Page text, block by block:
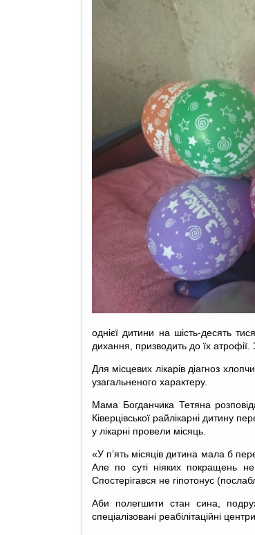
однієї дитини на шість-десять
дихання, призводить до їх
Для місцевих лікарів діагноз
узагальненого характеру.
Мама Богданчика Тетяна
Ківерцівської райлікарні дитину
у лікарні провели місяць.
«У п’ять місяців дитина мала б
Але по суті ніяких покращень
Спостерігався не гіпотонус
Аби полегшити стан сина,
спеціалізовані реабілітаційні